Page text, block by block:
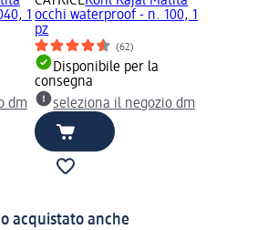
1
dm
occhi waterproof - n. 100, 1
pz
(62)
Disponibile per la
consegna
seleziona il negozio dm
acquistato anche